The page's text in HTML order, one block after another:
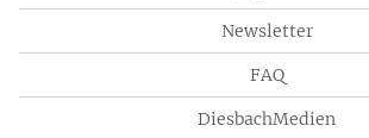
Newsletter
FAQ
DiesbachMedien